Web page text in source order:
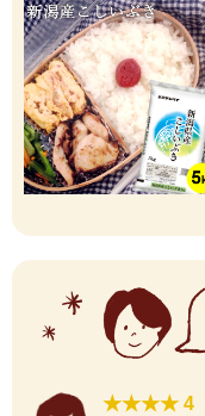
★★★★★ 5
★★★★★ 5
★★★★ 4
★★★★★ 5
★★★★★ 5
★★★★ 4
★★★★★ 5
★★★★★ 5
★★★★★ 5
★★★★★ 5
★★★★ 4
★★★★★ 5
★★★★★ 5
★★★★★ 5
★★★★★ 5
★★★★★ 5
★★★★★ 5
★★★★★ 5
★★★★ 4
★★★★★ 5
★★★★★ 5
★★★★★ 5
★★★★ 4
★★★★★ 5
★★★★★ 5
★★★★★ 5
★★★★★ 5
★★★★★ 5
★★★★★ 5
★★★★★ 5